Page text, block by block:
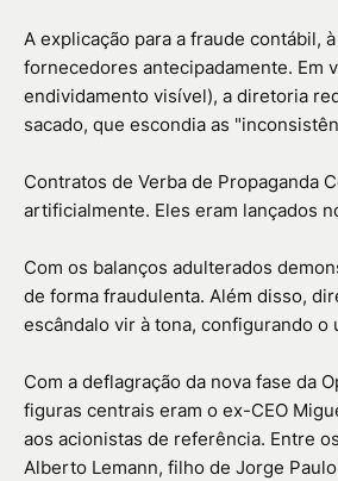
A explicação para a fraude contábil,
fornecedores antecipadamente. Em
endividamento visível), a diretoria
sacado, que escondia as
Contratos de Verba de Propaganda
artificialmente. Eles eram lançados
Com os balanços adulterados
de forma fraudulenta. Além disso,
escândalo vir à tona, configurando
Com a deflagração da nova fase da
figuras centrais eram o ex-CEO
aos acionistas de referência. Entre
Alberto Lemann, filho de Jorge